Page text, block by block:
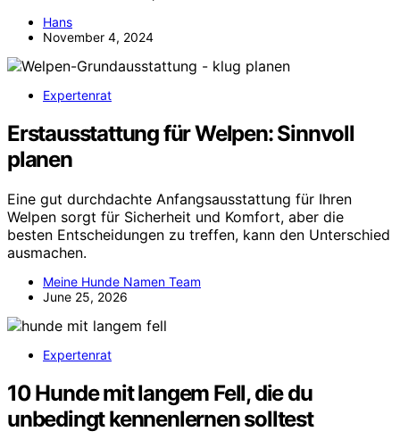
Hans
November 4, 2024
Expertenrat
Erstausstattung für Welpen: Sinnvoll
planen
Eine gut durchdachte Anfangsausstattung für Ihren
Welpen sorgt für Sicherheit und Komfort, aber die
besten Entscheidungen zu treffen, kann den Unterschied
ausmachen.
Meine Hunde Namen Team
June 25, 2026
Expertenrat
10 Hunde mit langem Fell, die du
unbedingt kennenlernen solltest